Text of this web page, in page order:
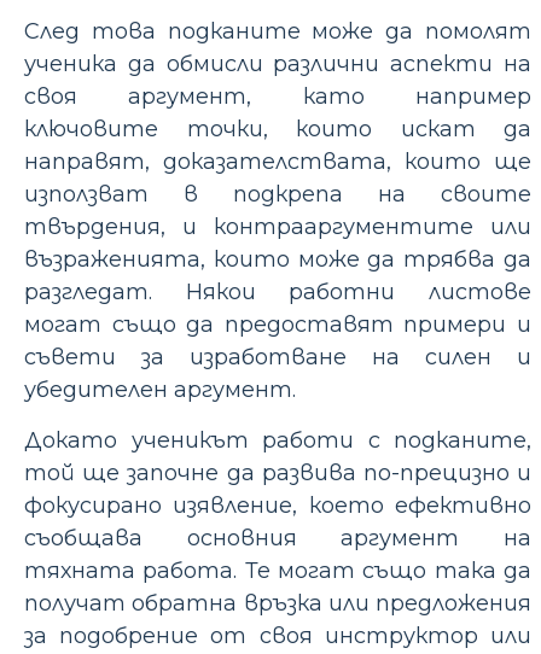
След това подканите може да помолят
ученика да обмисли различни аспекти на
своя аргумент, като например
ключовите точки, които искат да
направят, доказателствата, които ще
използват в подкрепа на своите
твърдения, и контрааргументите или
възраженията, които може да трябва да
разгледат. Някои работни листове
могат също да предоставят примери и
съвети за изработване на силен и
убедителен аргумент.
Докато ученикът работи с подканите,
той ще започне да развива по-прецизно и
фокусирано изявление, което ефективно
съобщава основния аргумент на
тяхната работа. Те могат също така да
получат обратна връзка или предложения
за подобрение от своя инструктор или